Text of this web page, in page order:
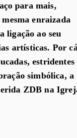
para mais,
enraizada
ligação ao seu
artísticas. Por
estridentes
simbólica, a
ZDB na